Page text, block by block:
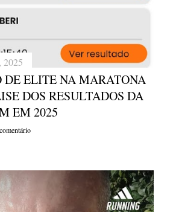
2025
DE ELITE NA MARATONA
DOS RESULTADOS DA
EM 2025